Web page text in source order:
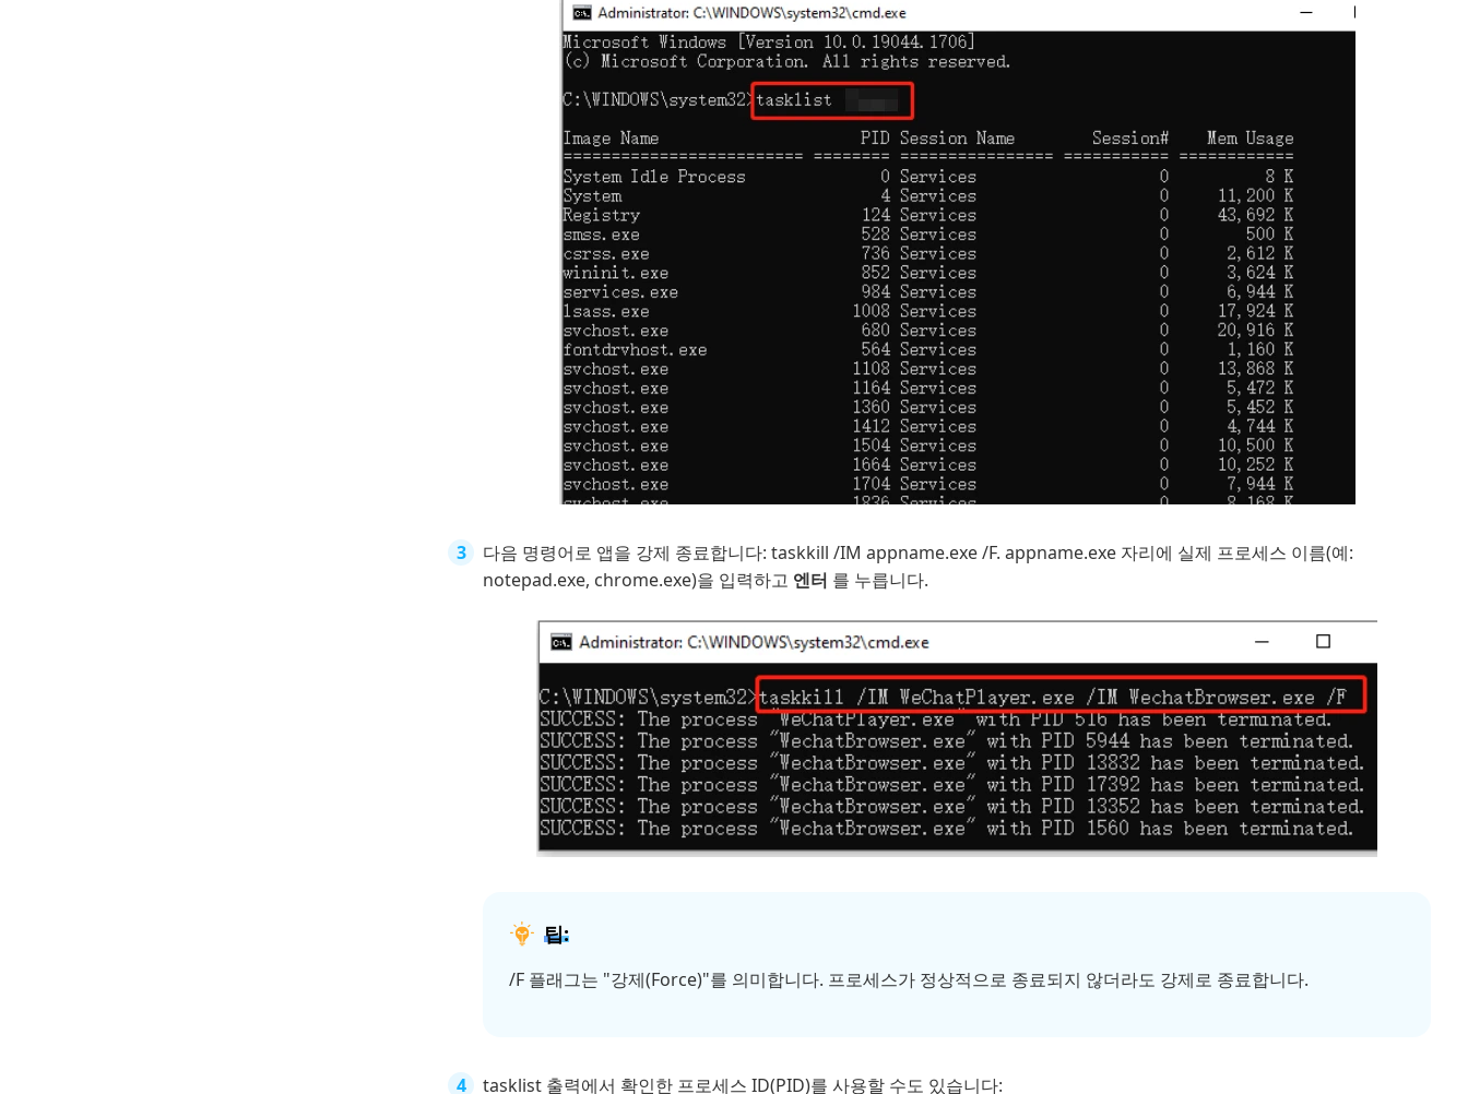
다음 명령어로 앱을 강제 종료합니다: taskkill /IM appname.exe /F. appname.exe 자리에 실제 프로세스 이름(예:
notepad.exe, chrome.exe)을 입력하고 엔터 를 누릅니다.
팁:
/F 플래그는 "강제(Force)"를 의미합니다. 프로세스가 정상적으로 종료되지 않더라도 강제로 종료합니다.
tasklist 출력에서 확인한 프로세스 ID(PID)를 사용할 수도 있습니다: